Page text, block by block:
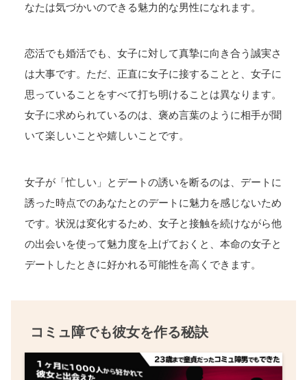
なたは気づかいのできる魅力的な男性になれます。
恋活でも婚活でも、女子に対して真摯に向き合う誠実さ
は大事です。ただ、正直に女子に接することと、女子に
思っていることをすべて打ち明けることは異なります。
女子に求められているのは、褒め言葉のように相手が聞
いて楽しいことや嬉しいことです。
女子が「忙しい」とデートの誘いを断るのは、デートに
誘った時点でのあなたとのデートに魅力を感じないため
です。状況は変化するため、女子と接触を続けながら他
の出会いを使って魅力度を上げておくと、本命の女子と
デートしたときに好かれる可能性を高くできます。
コミュ障でも彼女を作る秘訣